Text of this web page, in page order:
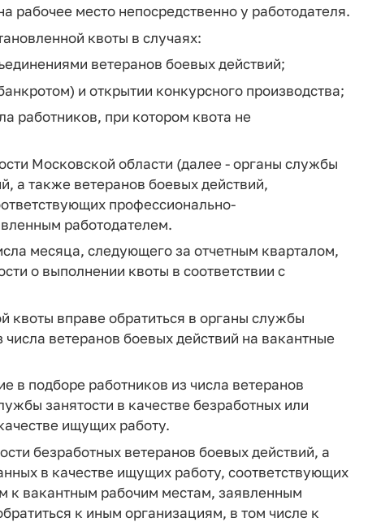
рабочее место непосредственно у работодателя.
квоты в случаях:
ветеранов боевых действий;
и открытии конкурсного производства;
работников, при котором квота не
Московской области (далее - органы службы
а также ветеранов боевых действий,
профессионально-
работодателем.
месяца, следующего за отчетным кварталом,
о выполнении квоты в соответствии с
квоты вправе обратиться в органы службы
ветеранов боевых действий на вакантные
в подборе работников из числа ветеранов
занятости в качестве безработных или
ищущих работу.
безработных ветеранов боевых действий, а
в качестве ищущих работу, соответствующих
к вакантным рабочим местам, заявленным
к иным организациям, в том числе к